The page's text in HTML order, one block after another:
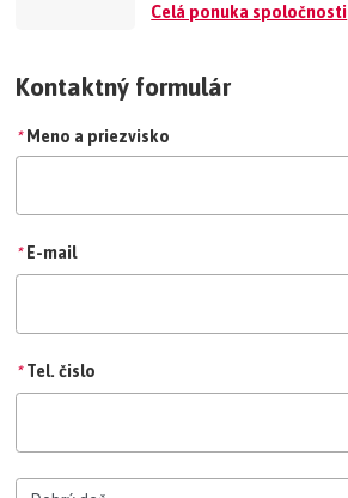
Realitným kódexom združenia.
REALITY, spol. s r. o.
Celá ponuka spoločnosti
Kontaktný formulár
* Meno a priezvisko
* E-mail
* Tel. čislo